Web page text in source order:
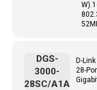
D-
28-
DGS-
3000-
28SC/A1A